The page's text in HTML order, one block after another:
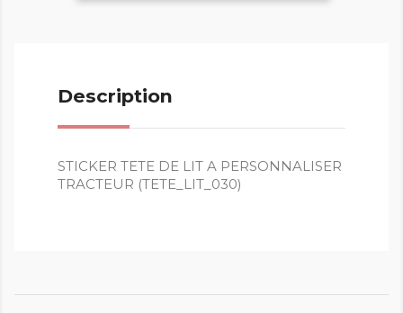
Description
STICKER TETE DE LIT A PERSONNALISER
TRACTEUR (TETE_LIT_030)